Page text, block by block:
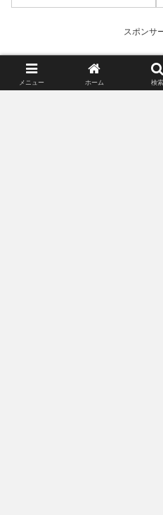
前の由来、味わいの特徴、使わ
わることで生まれる爽快感や、
自由を意味する名前の背景もわ
番ラムカクテル。
スポンサ
メニュー ホーム 検索